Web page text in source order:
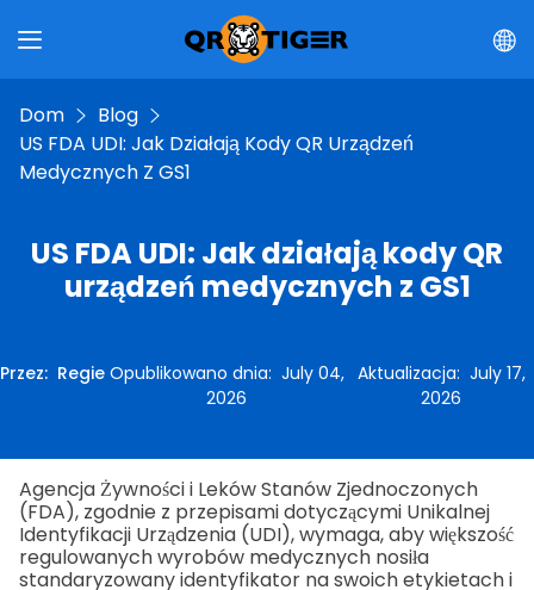
Dom
Blog
US FDA UDI: Jak Działają Kody QR Urządzeń
Medycznych Z GS1
US FDA UDI: Jak działają kody QR
urządzeń medycznych z GS1
Przez: Regie Opublikowano dnia: July 04,
2026
Aktualizacja: July 17,
2026
Agencja Żywności i Leków Stanów Zjednoczonych
(FDA), zgodnie z przepisami dotyczącymi Unikalnej
Identyfikacji Urządzenia (UDI), wymaga, aby większość
regulowanych wyrobów medycznych nosiła
standaryzowany identyfikator na swoich etykietach i